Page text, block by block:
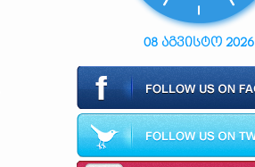
08 აგვისტო 2026